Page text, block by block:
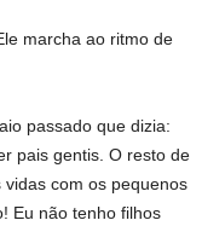
marcha ao ritmo de
passado que dizia:
pais gentis. O resto de
com os pequenos
Eu não tenho filhos